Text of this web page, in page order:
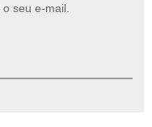
seu e-mail.